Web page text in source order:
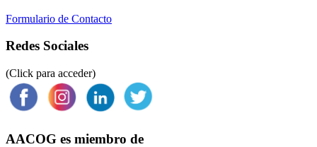
Formulario de Contacto
Redes Sociales
(Click para acceder)
AACOG es miembro de